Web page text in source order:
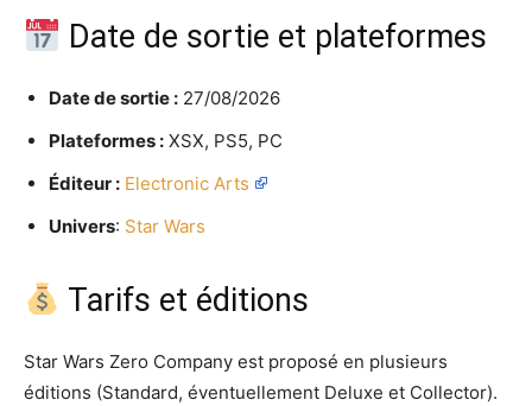
Date de sortie et plateformes
Date de sortie : 27/08/2026
Plateformes : XSX, PS5, PC
Éditeur : Electronic Arts
Univers: Star Wars
Tarifs et éditions
Star Wars Zero Company est proposé en plusieurs
éditions (Standard, éventuellement Deluxe et Collector).